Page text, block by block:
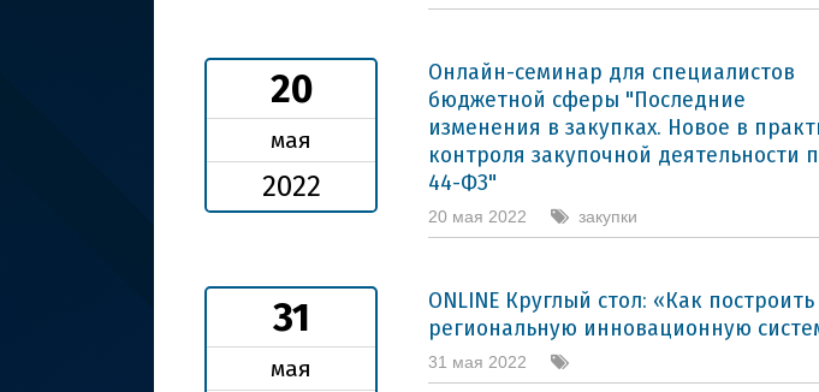
20
мая
2022
Онлайн-семинар для специалистов
бюджетной сферы "Последние
изменения в закупках. Новое в
контроля закупочной деятельности
44-ФЗ"
20 мая 2022 закупки
31
мая
ONLINE Круглый стол: «Как построить
региональную инновационную
31 мая 2022